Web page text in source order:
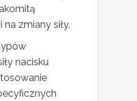
zmiany siły.
nacisku